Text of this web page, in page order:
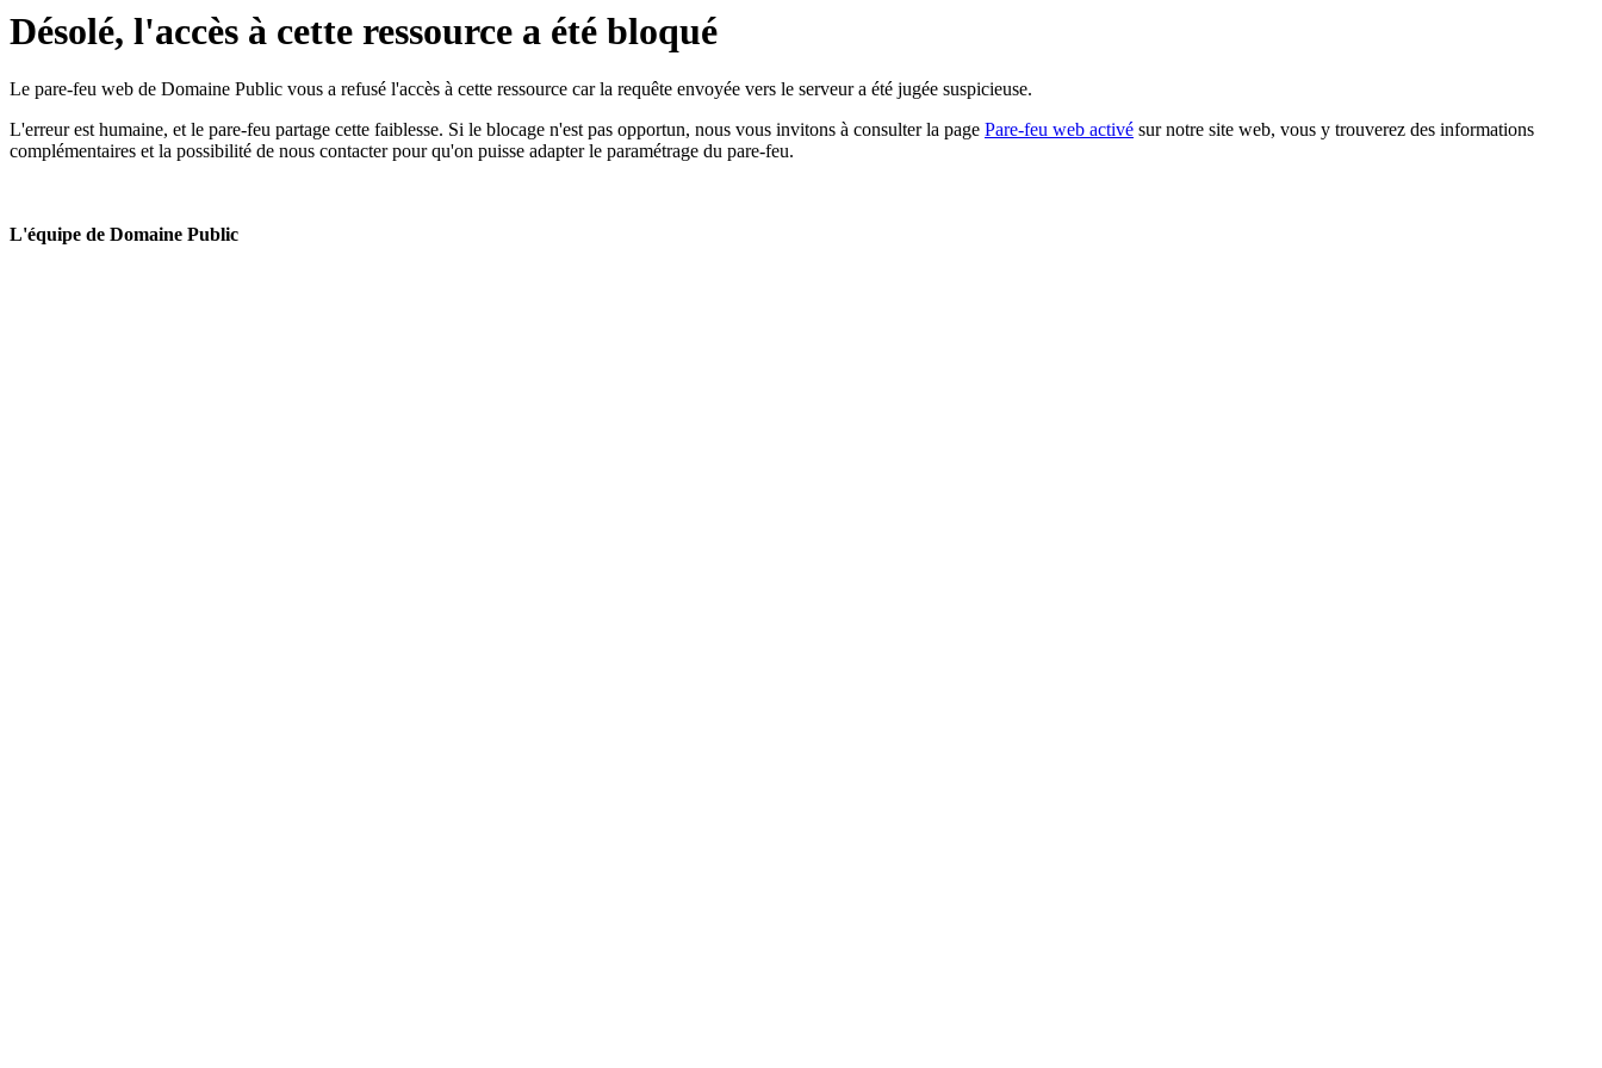
Désolé, l'accès à cette ressource a été bloqué
Le pare-feu web de Domaine Public vous a refusé l'accès à cette ressource car la requête envoyée vers le serveur a été jugée suspicieuse.
L'erreur est humaine, et le pare-feu partage cette faiblesse. Si le blocage n'est pas opportun, nous vous invitons à consulter la page Pare-feu web activé sur notre site web, vous y trouverez des informations
complémentaires et la possibilité de nous contacter pour qu'on puisse adapter le paramétrage du pare-feu.
L'équipe de Domaine Public